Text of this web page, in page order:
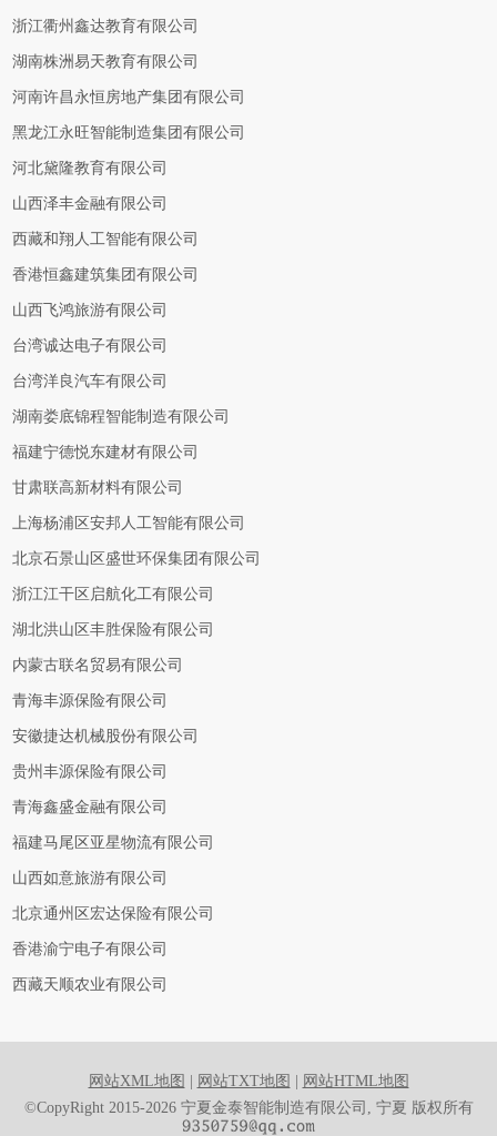
浙江衢州鑫达教育有限公司
湖南株洲易天教育有限公司
河南许昌永恒房地产集团有限公司
黑龙江永旺智能制造集团有限公司
河北黛隆教育有限公司
山西泽丰金融有限公司
西藏和翔人工智能有限公司
香港恒鑫建筑集团有限公司
山西飞鸿旅游有限公司
台湾诚达电子有限公司
台湾洋良汽车有限公司
湖南娄底锦程智能制造有限公司
福建宁德悦东建材有限公司
甘肃联高新材料有限公司
上海杨浦区安邦人工智能有限公司
北京石景山区盛世环保集团有限公司
浙江江干区启航化工有限公司
湖北洪山区丰胜保险有限公司
内蒙古联名贸易有限公司
青海丰源保险有限公司
安徽捷达机械股份有限公司
贵州丰源保险有限公司
青海鑫盛金融有限公司
福建马尾区亚星物流有限公司
山西如意旅游有限公司
北京通州区宏达保险有限公司
香港渝宁电子有限公司
西藏天顺农业有限公司
网站XML地图 网站TXT地图
网站HTML地图
©CopyRight 2015-2026 宁夏金泰智能制造有限公司, 宁夏 版权所有